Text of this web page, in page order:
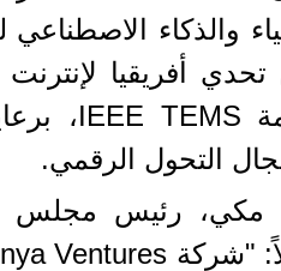
والذكاء
أفريقيا
التحول الرقمي.
مكي، رئيس مجلس